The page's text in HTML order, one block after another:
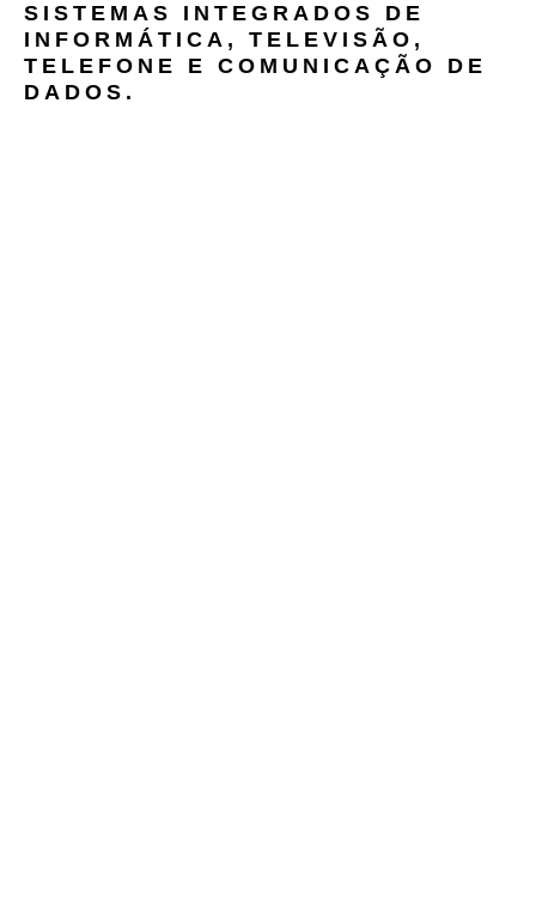
SISTEMAS INTEGRADOS DE
INFORMÁTICA, TELEVISÃO,
TELEFONE E COMUNICAÇÃO DE
DADOS.